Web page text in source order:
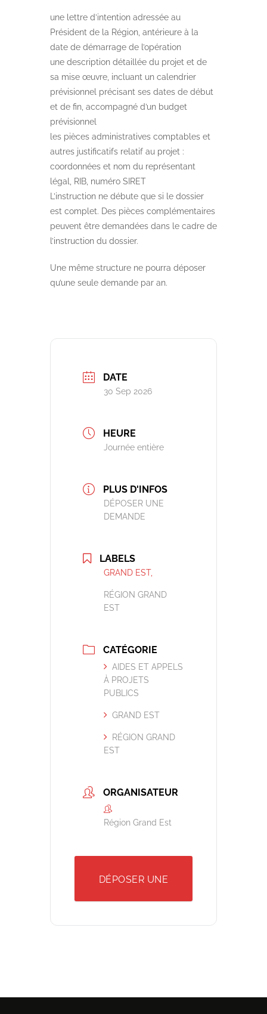
une lettre d’intention adressée au
Président de la Région, antérieure à la
date de démarrage de l’opération
une description détaillée du projet et de
sa mise œuvre, incluant un calendrier
prévisionnel précisant ses dates de début
et de fin, accompagné d’un budget
prévisionnel
les pièces administratives comptables et
autres justificatifs relatif au projet :
coordonnées et nom du représentant
légal, RIB, numéro SIRET
L’instruction ne débute que si le dossier
est complet. Des pièces complémentaires
peuvent être demandées dans le cadre de
l’instruction du dossier.
Une même structure ne pourra déposer
qu’une seule demande par an.
DATE
30 Sep 2026
HEURE
Journée entière
PLUS D'INFOS
DÉPOSER UNE
DEMANDE
LABELS
GRAND EST,
RÉGION GRAND
EST
CATÉGORIE
AIDES ET APPELS
À PROJETS
PUBLICS
GRAND EST
RÉGION GRAND
EST
ORGANISATEUR
Région Grand Est
DÉPOSER UNE